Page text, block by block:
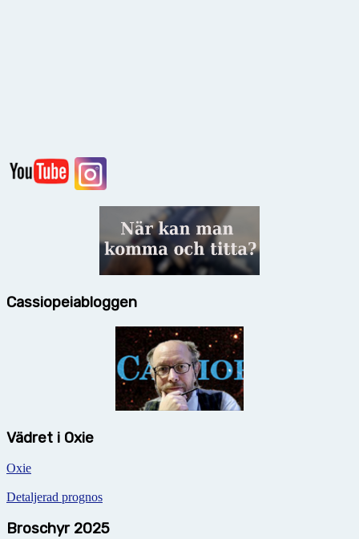
Cassiopeiabloggen
Vädret i Oxie
Oxie
Detaljerad prognos
Broschyr 2025